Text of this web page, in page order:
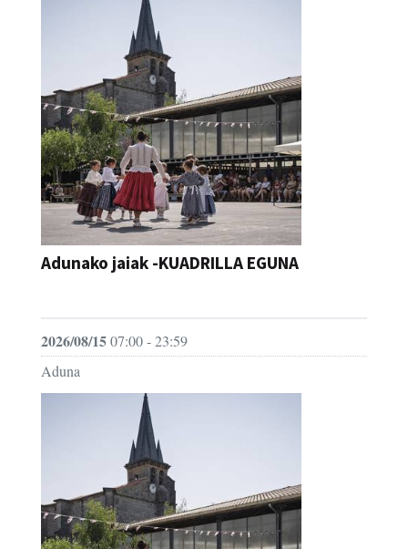
Adunako jaiak -KUADRILLA EGUNA
2026/08/1507:00 - 23:59
Aduna